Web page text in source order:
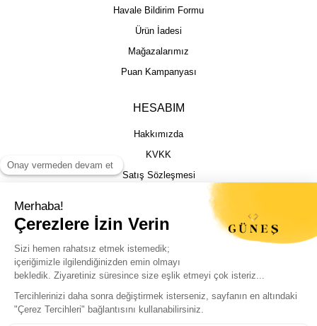
Sizin için en iyi deneyimi sunmak adına
Havale Bildirim Formu
Ürün İadesi
Mağazalarımız
Puan Kampanyası
HESABIM
Hakkımızda
KVKK
Satış Sözleşmesi
İptal İade Şartları
Kargo Takibi